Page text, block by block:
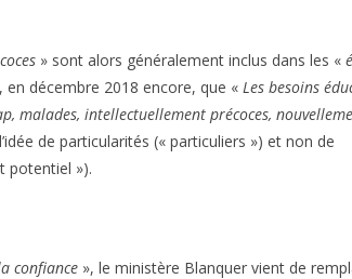
» sont alors généralement inclus dans les «
en décembre 2018 encore, que « Les besoins
malades, intellectuellement précoces,
de particularités (« particuliers ») et non de
potentiel »).
confiance », le ministère Blanquer vient de